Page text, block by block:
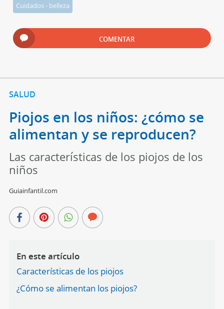
Cuidados - belleza
COMENTAR
SALUD
Piojos en los niños: ¿cómo se
alimentan y se reproducen?
Las características de los piojos de los
niños
Guiainfantil.com
En este artículo
Características de los piojos
¿Cómo se alimentan los piojos?